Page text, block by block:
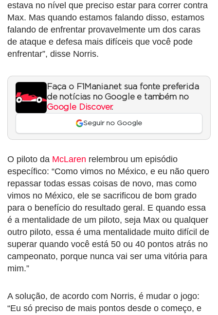
estava no nível que preciso estar para correr contra
Max. Mas quando estamos falando disso, estamos
falando de enfrentar provavelmente um dos caras
de ataque e defesa mais difíceis que você pode
enfrentar”, disse Norris.
Faça o F1Mania.net sua fonte preferida
de notícias no Google e também no
Google Discover.
Seguir no Google
O piloto da McLaren relembrou um episódio
específico: “Como vimos no México, e eu não quero
repassar todas essas coisas de novo, mas como
vimos no México, ele se sacrificou de bom grado
para o benefício do resultado geral. E quando essa
é a mentalidade de um piloto, seja Max ou qualquer
outro piloto, essa é uma mentalidade muito difícil de
superar quando você está 50 ou 40 pontos atrás no
campeonato, porque nunca vai ser uma vitória para
mim.”
A solução, de acordo com Norris, é mudar o jogo:
“Eu só preciso de mais pontos desde o começo, e